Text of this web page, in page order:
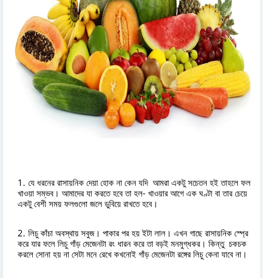
যে ধরনের রাসায়নিক দেয়া হোক না কেন যদি আমরা একটু সচেতন হই তাহলে ফল
খাওয়া সম্ভব। আমাদের যা করতে হবে তা হল- খাওয়ার আগে এক ঘণ্টা বা তার চেয়ে
একটু বেশী সময় ফলগুলো জলে ডুবিয়ে রাখতে হবে।
লিচু কাঁচা অবস্থায় সবুজ। পাকার পর হয় ইটা লাল। এখন গাছে রাসায়নিক স্প্রে
করে যার ফলে লিচু গাঁড় মেজেনটা রং ধারন করে তা বড়ই মনমুগ্ধকর। কিন্তু চকচক
করলে সোনা হয় না সেটা মনে রেখে কখনোই গাঁড় মেজেনটা রঙ্গের লিচু কেনা যাবে না।